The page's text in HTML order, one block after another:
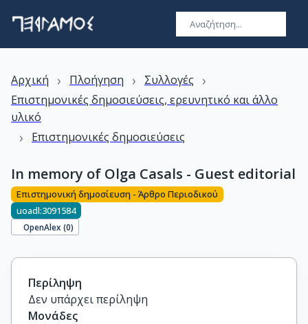
Αρχική › Πλοήγηση › Συλλογές ›
Επιστημονικές δημοσιεύσεις, ερευνητικό και άλλο
υλικό
› Επιστημονικές δημοσιεύσεις
In memory of Olga Casals - Guest editorial
Επιστημονική δημοσίευση - Άρθρο Περιοδικού
uoadl:3091584
OpenAlex (0)
Περίληψη
Δεν υπάρχει περίληψη
Μονάδες